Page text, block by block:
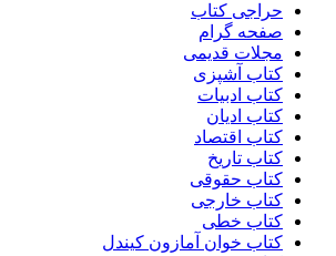
حراجی کتاب
صفحه گرام
مجلات قدیمی
کتاب آشپزی
کتاب ادبیات
کتاب ادیان
کتاب اقتصاد
کتاب تاریخ
کتاب حقوقی
کتاب خارجی
کتاب خطی
کتاب خوان آمازون کیندل